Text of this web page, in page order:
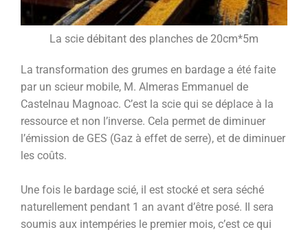
La scie débitant des planches de 20cm*5m
La transformation des grumes en bardage a été faite
par un scieur mobile, M. Almeras Emmanuel de
Castelnau Magnoac. C’est la scie qui se déplace à la
ressource et non l’inverse. Cela permet de diminuer
l’émission de GES (Gaz à effet de serre), et de diminuer
les coûts.
Une fois le bardage scié, il est stocké et sera séché
naturellement pendant 1 an avant d’être posé. Il sera
soumis aux intempéries le premier mois, c’est ce qui